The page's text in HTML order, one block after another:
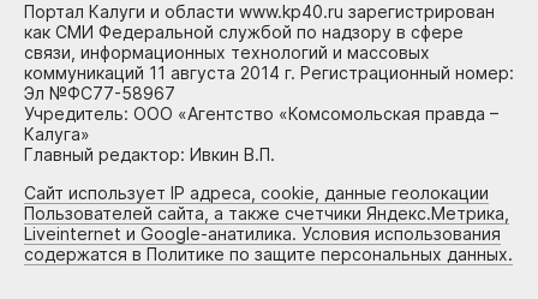
Портал Калуги и области www.kp40.ru зарегистрирован
как СМИ Федеральной службой по надзору в сфере
связи, информационных технологий и массовых
коммуникаций 11 августа 2014 г. Регистрационный номер:
Эл №ФС77-58967
Учредитель: ООО «Агентство «Комсомольская правда –
Калуга»
Главный редактор: Ивкин В.П.
Сайт использует IP адреса, cookie, данные геолокации
Пользователей сайта, а также счетчики Яндекс.Метрика,
Liveinternet и Google-анатилика. Условия использования
содержатся в Политике по защите персональных данных.